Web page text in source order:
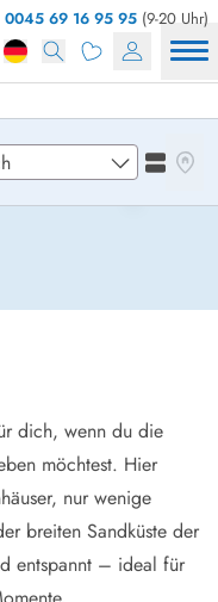
0045 69 16 95 95 (9-20 Uhr)
Hafavej
dich, wenn du die
möchtest. Hier
nur wenige
breiten Sandküste der
entspannt – ideal für